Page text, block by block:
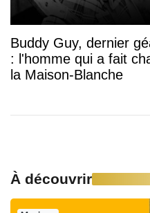
Buddy Guy, dernier
: l'homme qui a fait
la Maison-Blanche
À découvrir